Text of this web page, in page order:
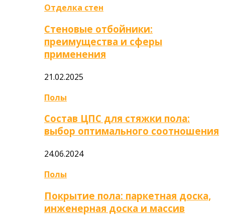
Отделка стен
Стеновые отбойники:
преимущества и сферы
применения
21.02.2025
Полы
Состав ЦПС для стяжки пола:
выбор оптимального соотношения
24.06.2024
Полы
Покрытие пола: паркетная доска,
инженерная доска и массив